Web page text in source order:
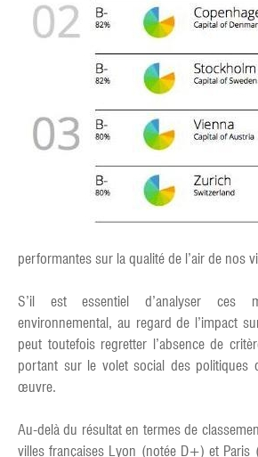
performantes sur la qualité de l’air de nos
S’il est essentiel d’analyser ces
environnemental, au regard de l’impact
peut toutefois regretter l’absence de
portant sur le volet social des politiques
œuvre.
Au-delà du résultat en termes de
villes françaises Lyon (notée D+) et Paris